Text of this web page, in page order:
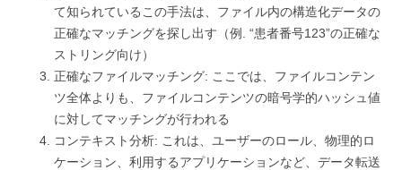
て知られているこの手法は、ファイル内の構造化データの
正確なマッチングを探し出す（例. “患者番号123”の正確な
ストリング向け）
正確なファイルマッチング: ここでは、ファイルコンテン
ツ全体よりも、ファイルコンテンツの暗号学的ハッシュ値
に対してマッチングが行われる
コンテキスト分析: これは、ユーザーのロール、物理的ロ
ケーション、利用するアプリケーションなど、データ転送